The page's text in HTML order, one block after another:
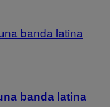
banda latina